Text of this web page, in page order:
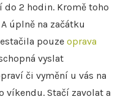
do 2 hodin. Kromě toho
úplně na začátku
pouze oprava
vyslat
či vymění u vás na
víkendu. Stačí zavolat a